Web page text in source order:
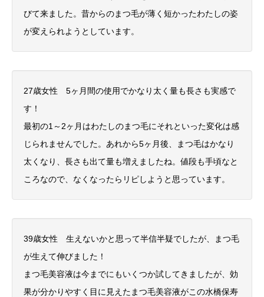
びて来ました。昔からのまつ毛が薄く短かったわたしの姿
が変えられようとしています。
27歳女性 5ヶ月間の使用でかなり太く量も長さも実感で
す！
最初の1～2ヶ月はわたしのまつ毛にそれといった変化は感
じられませんでした。あれから5ヶ月後、まつ毛はかなり
太くなり、長さも出て量も増えましたね。値段も手頃なと
ころなので、なくなったらリピしようと思っています。
39歳女性 生えないかと思って半信半疑でしたが、まつ毛
が生えて伸びました！
まつ毛美容液は今までにもいくつか試してきましたが、効
果が分かりやすく目に見えたまつ毛美容液がこの水橋保寿